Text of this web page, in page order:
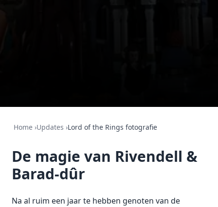
Home ›Updates ›Lord of the Rings fotografie
De magie van Rivendell &
Barad-dûr
Na al ruim een jaar te hebben genoten van de